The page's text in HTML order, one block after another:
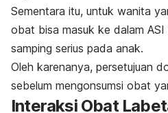
Sementara itu, untuk wanita
obat bisa masuk ke dalam
samping serius pada anak.
Oleh karenanya, persetujuan
sebelum mengonsumsi obat
Interaksi Obat